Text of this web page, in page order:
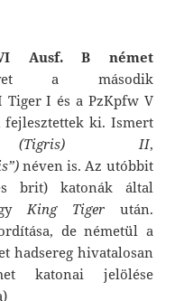
VI Ausf. B német
a második
Tiger I és a PzKpfw V
fejlesztettek ki. Ismert
(Tigris) II,
néven is. Az utóbbit
brit) katonák által
King Tigerután.
de németül a
hadsereg hivatalosan
katonai jelölése